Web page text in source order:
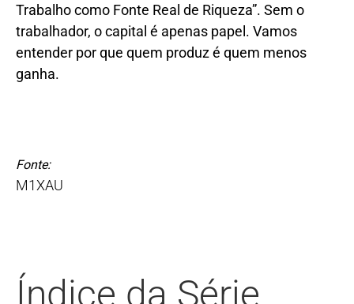
Trabalho como Fonte Real de Riqueza”. Sem o
trabalhador, o capital é apenas papel. Vamos
entender por que quem produz é quem menos
ganha.
Fonte:
M1XAU
Índice da Série